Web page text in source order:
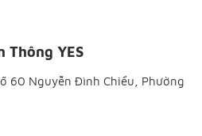
Thông YES
60 Nguyễn Đình Chiểu, Phường